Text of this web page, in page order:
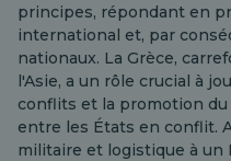
principes, répondant en
international et, par
nationaux. La Grèce,
l'Asie, a un rôle crucial à
conflits et la promotion
entre les États en conflit.
militaire et logistique à un